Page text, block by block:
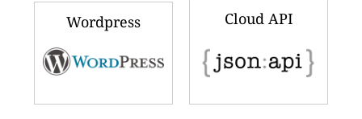
Wordpress Cloud API